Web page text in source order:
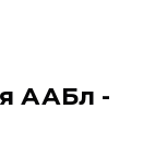
ААБл -